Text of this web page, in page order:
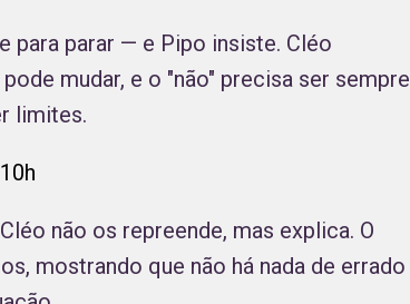
para parar — e Pipo insiste. Cléo
mudar, e o "não" precisa ser sempre
limites.
não os repreende, mas explica. O
mostrando que não há nada de errado